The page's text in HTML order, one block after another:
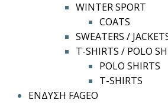
WINTER SPORT
COATS
SWEATERS /
T-SHIRTS / POLO
POLO SHIRTS
T-SHIRTS
ΕΝΔΥΣΗ FAGEO